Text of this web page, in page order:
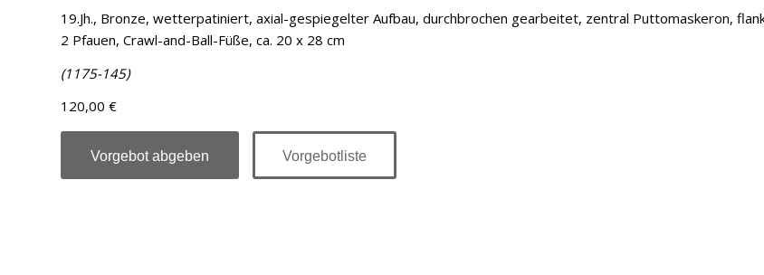
19.Jh., Bronze, wetterpatiniert, axial-gespiegelter Aufbau, durchbrochen gearbeitet, zentral Puttomaskeron,
2 Pfauen, Crawl-and-Ball-Füße, ca. 20 x 28 cm
(1175-145)
120,00 €
Vorgebot abgeben Vorgebotliste